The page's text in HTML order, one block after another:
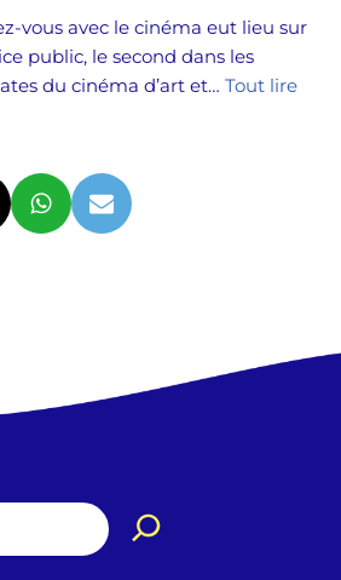
vous avec le cinéma eut lieu sur
public, le second dans les
du cinéma d’art et… Tout lire